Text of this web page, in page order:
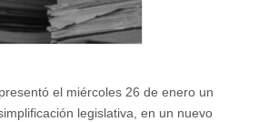
el miércoles 26 de enero un
legislativa, en un nuevo